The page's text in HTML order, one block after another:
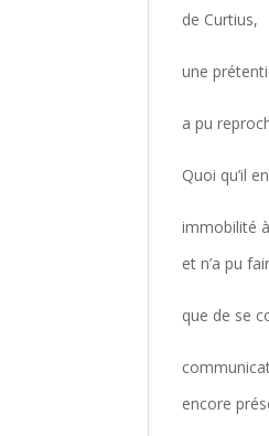
de Curtius,
une
a pu
Quoi qu’il
immobilité
et n’a pu
que de se
encore